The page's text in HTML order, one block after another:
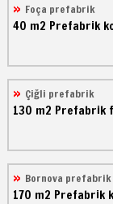
Foça prefabrik
40 m2 Prefabrik
Çiğli prefabrik
130 m2 Prefabrik
Bornova prefabrik
170 m2 Prefabrik